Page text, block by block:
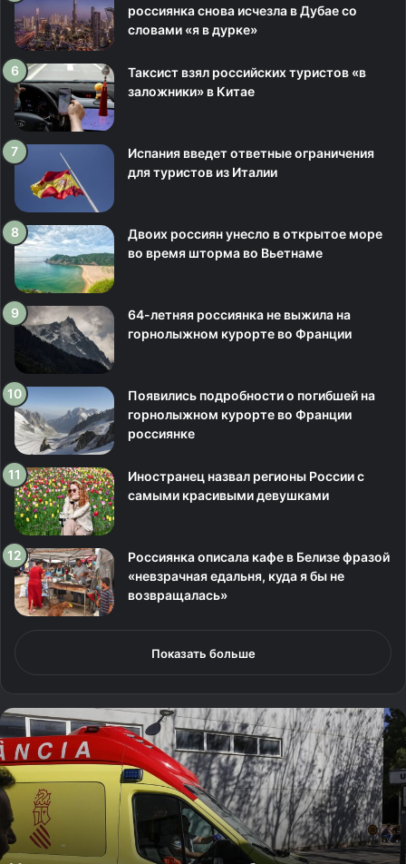
россиянка снова исчезла в Дубае со
словами «я в дурке»
Таксист взял российских туристов «в
заложники» в Китае
Испания введет ответные ограничения
для туристов из Италии
Двоих россиян унесло в открытое море
во время шторма во Вьетнаме
64-летняя россиянка не выжила на
горнолыжном курорте во Франции
Появились подробности о погибшей на
горнолыжном курорте во Франции
россиянке
Иностранец назвал регионы России с
самыми красивыми девушками
Россиянка описала кафе в Белизе фразой
«невзрачная едальня, куда я бы не
возвращалась»
Показать больше
М
у
ж
ч
и
а
н